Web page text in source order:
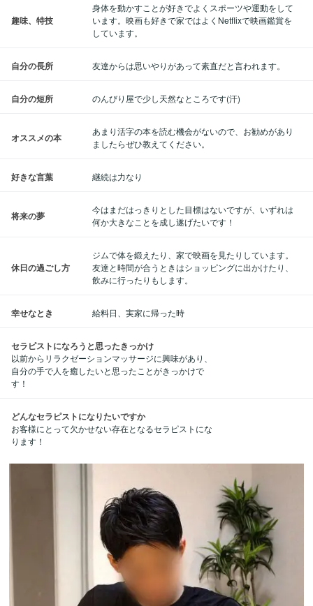
趣味、特技
身体を動かすことが好きでよくスポーツや運動をして
います。映画も好きで家ではよくNetflixで映画鑑賞を
しています。
自分の長所 友達からは思いやりがあって素直だと言われます。
自分の短所 のんびり屋で少し天然なところです(汗)
オススメの本
あまり活字の本を読む機会がないので、お勧めがあり
ましたらぜひ教えてください。
好きな言葉 継続は力なり
将来の夢
今はまだはっきりとした目標はないですが、いずれは
何か大きなことを成し遂げたいです！
休日の過ごし方
ジムで体を鍛えたり、家で映画を見たりしています。
友達と時間が合うときはショッピングに出かけたり、
飲みに行ったりもします。
幸せなとき 給料日、実家に帰った時
セラピストになろうと思ったきっかけ
以前からリラクゼーションマッサージに興味があり、
自分の手で人を癒したいと思ったことがきっかけで
す！
どんなセラピストになりたいですか
お客様にとって欠かせない存在となるセラピストにな
ります！